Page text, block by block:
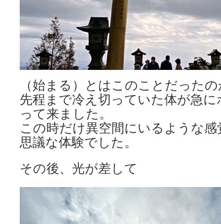
（始まる）とはこのことだった
先程まで冷え切っていた体が急
って来ました。
この時だけ異空間にいるような
思議な体験でした。
その後、光が差して